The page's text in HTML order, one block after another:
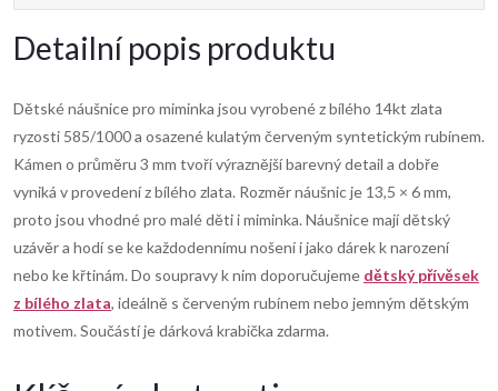
Detailní popis produktu
Dětské náušnice pro miminka jsou vyrobené z bílého 14kt zlata
ryzosti 585/1000 a osazené kulatým červeným syntetickým rubínem.
Kámen o průměru 3 mm tvoří výraznější barevný detail a dobře
vyniká v provedení z bílého zlata. Rozměr náušnic je 13,5 × 6 mm,
proto jsou vhodné pro malé děti i miminka. Náušnice mají dětský
uzávěr a hodí se ke každodennímu nošení i jako dárek k narození
nebo ke křtinám. Do soupravy k nim doporučujeme dětský přívěsek
z bílého zlata, ideálně s červeným rubínem nebo jemným dětským
motivem. Součástí je dárková krabička zdarma.